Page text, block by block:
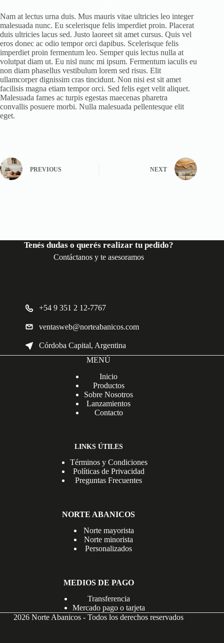
Nam at lectus urna duis. Mus mauris vitae ultricies leo integer
malesuada nunc. Eu scelerisque felis imperdiet proin. Placerat
duis ultricies lacus sed. Justo laoreet sit amet cursus. Quis vel
eros donec ac odio tempor orci dapibus. Scelerisque felis
imperdiet proin fermentum leo. Semper quis lectus nulla at
volutpat diam ut. Eu nisl nunc mi ipsum. Fermentum iaculis eu
non diam phasellus vestibulum lorem sed risus. Elit
ullamcorper dignissim cras tincidunt. Non nisi est sit amet
facilisis magna etiam tempor orci. Sed felis eget velit aliquet.
Malesuada fames ac turpis egestas maecenas pharetra
convallis posuere morbi. Nulla malesuada pellentesque elit
eget.
PREVIOUS NEXT
Tenés dudas o querés realizar tu pedido?
Contáctanos y te asesoramos
+54 9 351 2 12-7767
ventasweb@norteabanicos.com
Córdoba Capital, Argentina
MENÚ
Inicio
Productos
Sobre Nosotros
Lanzamientos
Contacto
LINKS ÚTILES
Términos y Condiciones
Políticas de Privacidad
Preguntas Frecuentes
NORTE ABANICOS
Norte mayorista
Norte minorista
Personalizados
MEDIOS DE PAGO
Transferencia
Mercado pago o tarjeta
2026 Norte Abanicos - Todos los derechos reservados